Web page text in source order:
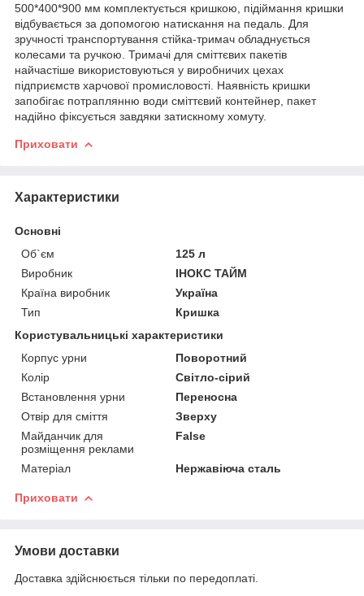
500*400*900 мм комплектується кришкою, підіймання кришки
відбувається за допомогою натискання на педаль. Для
зручності транспортування стійка-тримач обладнується
колесами та ручкою. Тримачі для сміттєвих пакетів
найчастіше використовуються у виробничих цехах
підприємств харчової промисловості. Наявність кришки
запобігає потраплянню води сміттєвий контейнер, пакет
надійно фіксується завдяки затискному хомуту.
Приховати
Характеристики
Основні
Об`єм
125 л
Виробник
ІНОКС ТАЙМ
Країна виробник
Україна
Тип
Кришка
Користувальницькі характеристики
Корпус урни
Поворотний
Колір
Світло-сірий
Встановлення урни
Переносна
Отвір для сміття
Зверху
Майданчик для
розміщення реклами
False
Матеріал Нержавіюча сталь
Приховати
Умови доставки
Доставка здійснюється тільки по передоплаті.